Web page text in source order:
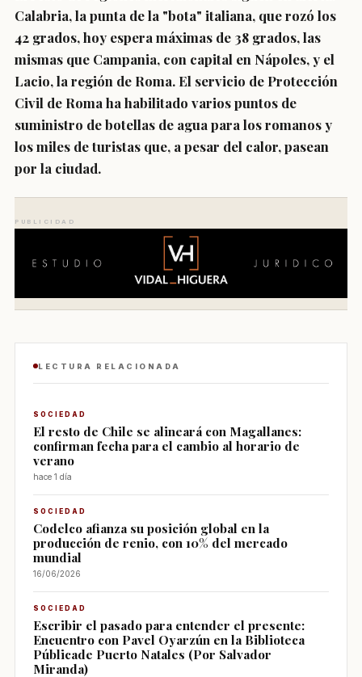
Calabria, la punta de la "bota" italiana, que rozó los
42 grados, hoy espera máximas de 38 grados, las
mismas que Campania, con capital en Nápoles, y el
Lacio, la región de Roma. El servicio de Protección
Civil de Roma ha habilitado varios puntos de
suministro de botellas de agua para los romanos y
los miles de turistas que, a pesar del calor, pasean
por la ciudad.
PUBLICIDAD
LECTURA RELACIONADA
SOCIEDAD
El resto de Chile se alineará con Magallanes:
confirman fecha para el cambio al horario de
verano
hace 1 día
SOCIEDAD
Codelco afianza su posición global en la
producción de renio, con 10% del mercado
mundial
16/06/2026
SOCIEDAD
Escribir el pasado para entender el presente:
Encuentro con Pavel Oyarzún en la Biblioteca
Públicade Puerto Natales (Por Salvador
Miranda)